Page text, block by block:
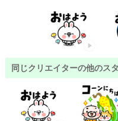
同じクリエイターの他のス